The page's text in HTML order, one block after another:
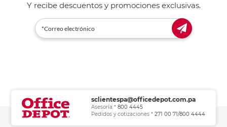
Y recibe descuentos y promociones exclusivas.
sclientespa@officedepot.com.pa
Asesoría * 800 4445
Pedidos y cotizaciones * 271 00 71/800 4444